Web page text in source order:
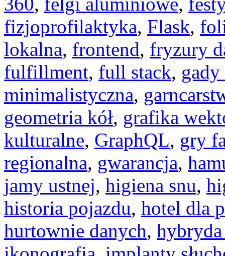
fizjoprofilaktyka, Flask,
lokalna, frontend, fryzury
fulfillment, full stack,
minimalistyczna,
geometria kół, grafika
kulturalne, GraphQL, gry
regionalna, gwarancja,
jamy ustnej, higiena snu,
historia pojazdu, hotel dla
hurtownie danych,